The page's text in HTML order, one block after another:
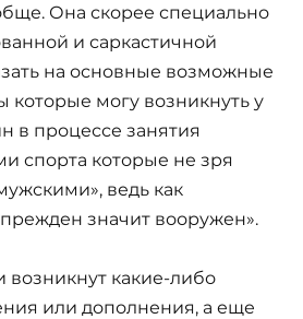
Она скорее специально
и саркастичной
на основные возможные
могу возникнуть у
в процессе занятия
спорта которые не зря
ведь как
значит вооружен».
возникнут какие-либо
или дополнения, а еще